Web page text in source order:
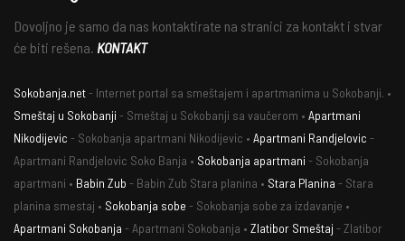
Dovoljno je samo da nas kontaktirate na stranici za kontakt i stvar
će biti rešena. KONTAKT
Sokobanja.net- Internet portal sa smeštajem i apartmanima u Sokobanji. •
Smeštaj u Sokobanji - Smeštaj u Sokobanji sa vaučerom • Apartmani
Nikodijevic - Sokobanja apartmani Nikodijevic • Apartmani Randjelovic -
Apartmani Randjelovic Soko Banja • Sokobanja apartmani - Sokobanja
apartmani • Babin Zub - Babin Zub Stara planina • Stara Planina - Stara
planina smestaj • Sokobanja sobe - Sokobanja sobe za izdavanje •
Apartmani Sokobanja - Apartmani Sokobanja • Zlatibor Smeštaj - Zlatibor